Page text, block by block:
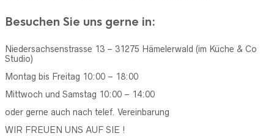
Besuchen Sie uns gerne in:
Niedersachsenstrasse 13 – 31275 Hämelerwald (im Küche & Co
Studio)
Montag bis Freitag 10:00 – 18:00
Mittwoch und Samstag 10:00 – 14:00
oder gerne auch nach telef. Vereinbarung
WIR FREUEN UNS AUF SIE !